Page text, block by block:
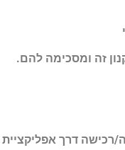
זה ומסכימה להם.
רכישה דרך אפליקציית